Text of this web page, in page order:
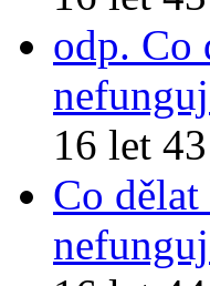
odp. Co
16 let
Co